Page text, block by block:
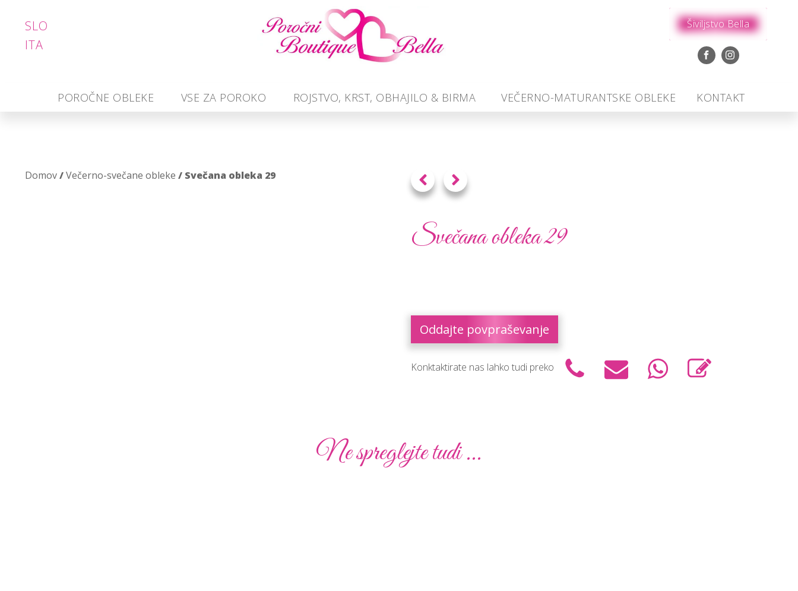
SLO
ITA
Šiviljstvo Bella
POROČNE OBLEKE VSE ZA POROKO ROJSTVO, KRST, OBHAJILO & BIRMA VEČERNO-MATURANTSKE OBLEKE KONTAKT
Domov/Večerno-svečane obleke / Svečana obleka 29
Svečana obleka 29
Oddajte povpraševanje
Konktaktirate nas lahko tudi preko
Ne spreglejte tudi ...